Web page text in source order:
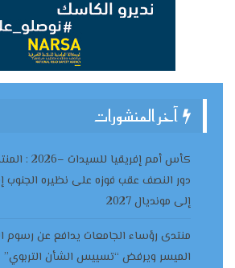
آخر المنشورات
كأس أمم
إلى مونديال 2027
منتدى رؤساء الجامعات يدافع عن رسوم
الميسر ويرفض “تسييس الشأن التربوي”